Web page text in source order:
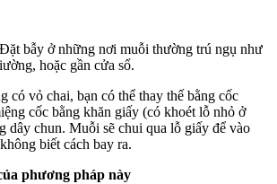
Đặt bẫy ở những nơi muỗi thường trú ngụ như
hoặc gần cửa sổ.
có vỏ chai, bạn có thể thay thế bằng cốc
cốc bằng khăn giấy (có khoét lỗ nhỏ ở
dây chun. Muỗi sẽ chui qua lỗ giấy để vào
biết cách bay ra.
phương pháp này